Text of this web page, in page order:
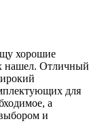
хорошие
нашел. Отличный
для
а
и